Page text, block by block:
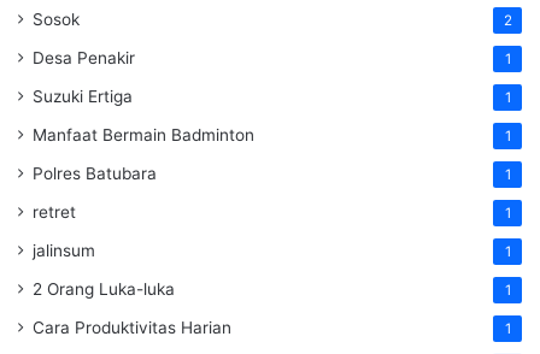
Sosok 2
Desa Penakir 1
Suzuki Ertiga 1
Manfaat Bermain Badminton 1
Polres Batubara 1
retret 1
jalinsum 1
2 Orang Luka-luka 1
Cara Produktivitas Harian 1